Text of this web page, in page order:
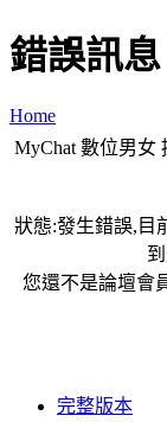
錯誤訊息
Home
MyChat 數位男女
狀態:發生錯誤,目
您還不是論壇會
完整版本